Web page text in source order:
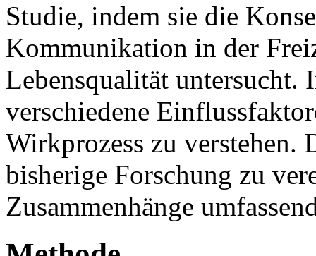
Studie, indem sie die
Kommunikation in der
Lebensqualität untersucht.
verschiedene
Wirkprozess zu verstehen.
bisherige Forschung zu
Zusammenhänge